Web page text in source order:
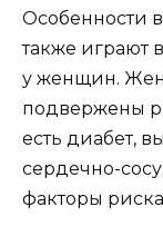
Особенности
также играют
у женщин.
подвержены
есть диабет,
сердечно-
факторы